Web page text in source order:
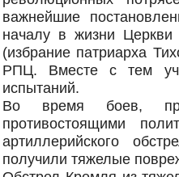
важнейшие
началу в жизни Церкви
(избрание патриарха
РПЦ. Вместе с тем
испытаний.
Во время боев,
противостоящими
артиллерийского
получили тяжелые